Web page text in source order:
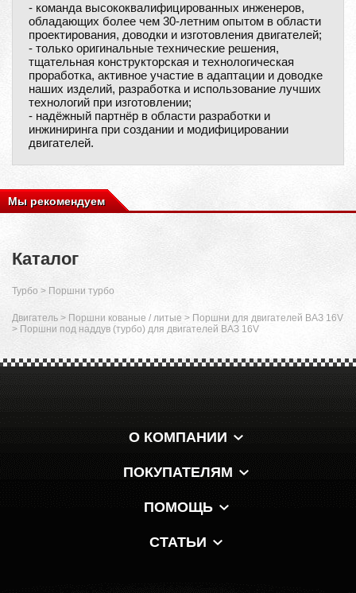
- команда высококвалифицированных инженеров,
обладающих более чем 30-летним опытом в области
проектирования, доводки и изготовления двигателей;
- только оригинальные технические решения,
тщательная конструкторская и технологическая
проработка, активное участие в адаптации и доводке
наших изделий, разработка и использование лучших
технологий при изготовлении;
- надёжный партнёр в области разработки и
инжиниринга при создании и модифицировании
двигателей.
Мы рекомендуем
Каталог
Турбо > Поршни турбо
Двигатель > Поршни кованые / литые > Поршни для двигателей ВАЗ 16V
> Поршни под наддув (турбо) для двигателей ВАЗ 16V
О КОМПАНИИ
ПОКУПАТЕЛЯМ
ПОМОЩЬ
СТАТЬИ